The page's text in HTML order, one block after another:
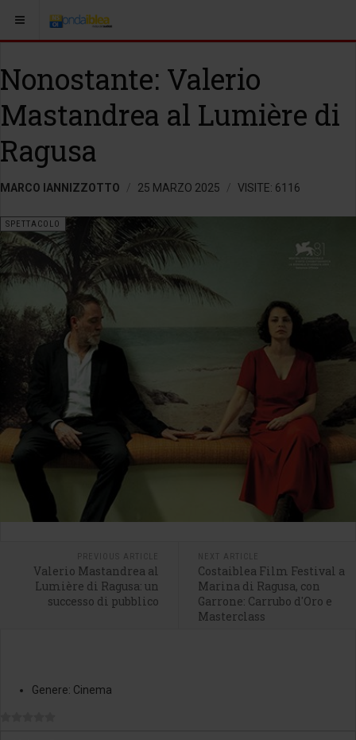
Nonostante: Valerio
Mastandrea al Lumière di
Ragusa
MARCO IANNIZZOTTO 25 MARZO 2025 VISITE: 6116
SPETTACOLO
PREVIOUS ARTICLE
Valerio Mastandrea al
Lumière di Ragusa: un
successo di pubblico
NEXT ARTICLE
Costaiblea Film Festival a
Marina di Ragusa, con
Garrone: Carrubo d'Oro e
Masterclass
Genere: Cinema